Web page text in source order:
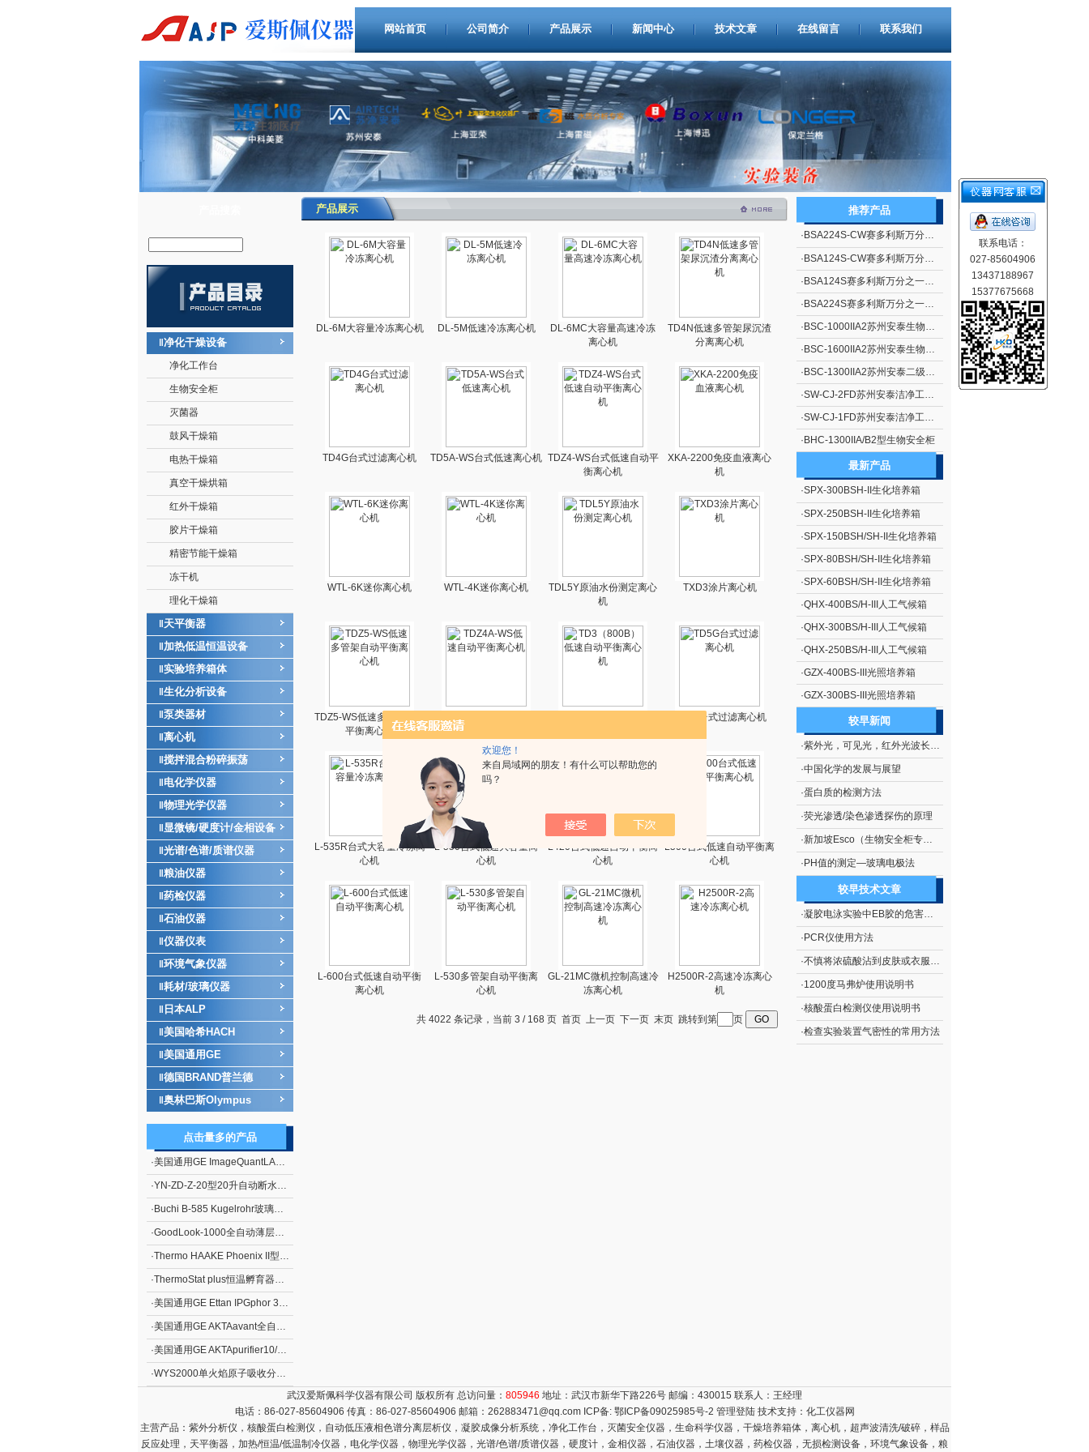
欢迎您！
来自局域网的朋友！有什么可以帮助您的
吗？
网站首页 公司简介 产品展示 新闻中心 技术文章 在线留言 联系我们
净化干燥设备
净化工作台
生物安全柜
灭菌器
鼓风干燥箱
电热干燥箱
真空干燥烘箱
红外干燥箱
胶片干燥箱
精密节能干燥箱
冻干机
理化干燥箱
天平衡器
加热低温恒温设备
实验培养箱体
生化分析设备
泵类器材
离心机
搅拌混合粉碎振荡
电化学仪器
物理光学仪器
显微镜/硬度计/金相设备
光谱/色谱/质谱仪器
粮油仪器
药检仪器
石油仪器
仪器仪表
环境气象仪器
耗材/玻璃仪器
日本ALP
美国哈希HACH
美国通用GE
德国BRAND普兰德
奥林巴斯Olympus
点击量多的产品
·美国通用GE ImageQuantLAS4000化学发光成像分析仪
·YN-ZD-Z-20型20升自动断水不锈钢电热蒸馏水器
· Buchi B-585 Kugelrohr玻璃蒸馏仪
·GoodLook-1000全自动薄层色谱成像系统
·Thermo HAAKE Phoenix II型P1-C25P制冷水浴
·ThermoStat plus恒温孵育器（艾本德）
·美国通用GE Ettan IPGphor 3双向电泳系统*向等电聚焦系统
·美国通用GE AKTAavant全自动蛋白质分离纯化系统
·美国通用GE AKTApurifier10/100蛋白质快速纯化系统
·WYS2000单火焰原子吸收分光光度计
产品展示
DL-6M大容量冷冻离心机 DL-5M低速冷冻离心机
DL-6MC大容量高速冷冻
离心机
TD4N低速多管架尿沉渣
分离离心机
TD4G台式过滤离心机 TD5A-WS台式低速离心机 TDZ4-WS台式低速自动平
衡离心机
XKA-2200免疫血液离心
机
WTL-6K迷你离心机 WTL-4K迷你离心机
TDL5Y原油水份测定离心
机
TXD3涂片离心机
TDZ5-WS低速多管架自动
平衡离心机
TDZ4A-WS低速自动平衡
TD5G台式过滤离心机
L-535R台式大容量冷冻离
心机
L-550台式低速大容量离
心机
L420台式低速自动平衡离
心机
L500台式低速自动平衡离
心机
L-600台式低速自动平衡
离心机
L-530多管架自动平衡离
心机
GL-21MC微机控制高速冷
冻离心机
H2500R-2高速冷冻离心
机
共 4022 条记录，当前 3 / 168 页 首页 上一页 下一页 末页 跳转到第 页
推荐产品
· BSA224S-CW赛多利斯万分之一电子天平
· BSA124S-CW赛多利斯万分之一电子天平
· BSA124S赛多利斯万分之一电子天平
· BSA224S赛多利斯万分之一电子天平
· BSC-1000IIA2苏州安泰生物安全柜
· BSC-1600IIA2苏州安泰生物安全柜
· BSC-1300IIA2苏州安泰二级生物安全柜（停产）
·SW-CJ-2FD苏州安泰洁净工作台单人单面、垂直送风 净化工作台 超净工作台
·SW-CJ-1FD苏州安泰洁净工作台单人单面、垂直送风 净化工作台 超净工作台
· BHC-1300IIA/B2型生物安全柜
最新产品
·SPX-300BSH-II生化培养箱
·SPX-250BSH-II生化培养箱
·SPX-150BSH/SH-II生化培养箱
·SPX-80BSH/SH-II生化培养箱
·SPX-60BSH/SH-II生化培养箱
·QHX-400BS/H-III人工气候箱
·QHX-300BS/H-III人工气候箱
·QHX-250BS/H-III人工气候箱
·GZX-400BS-III光照培养箱
·GZX-300BS-III光照培养箱
较早新闻
·紫外光，可见光，红外光波长范围
·中国化学的发展与展望
·蛋白质的检测方法
·荧光渗透/染色渗透探伤的原理
·新加坡Esco（生物安全柜专业厂商）
· PH值的测定—玻璃电极法
较早技术文章
·凝胶电泳实验中EB胶的危害及处理措施
· PCR仪使用方法
·不慎将浓硫酸沾到皮肤或衣服上的处理方法
·1200度马弗炉使用说明书
·核酸蛋白检测仪使用说明书
·检查实验装置气密性的常用方法
武汉爱斯佩科学仪器有限公司 版权所有 总访问量： 805946 地址：武汉市新华下路226号 邮编：430015 联系人：王经理
电话：86-027-85604906 传真：86-027-85604906 邮箱： 262883471@qq.comICP备:鄂ICP备09025985号-2 管理登陆 技术支持： 化工仪器网
主营产品： 紫外分析仪，核酸蛋白检测仪，自动低压液相色谱分离层析仪，凝胶成像分析系统，净化工作台，灭菌安全仪器，生命科学仪器，干燥培养箱体，离心机，超声波清洗/破碎，样品
反应处理，天平衡器，加热/恒温/低温制冷仪器，电化学仪器，物理光学仪器，光谱/色谱/质谱仪器，硬度计，金相仪器，石油仪器，土壤仪器，药检仪器，无损检测设备，环境气象设备，粮
联系电话：
027-85604906
13437188967
15377675668